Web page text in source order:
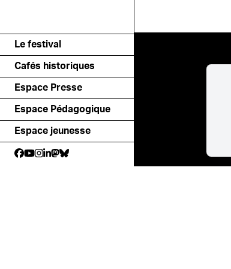
Le festival
Cafés historiques
Espace Presse
Espace Pédagogique
Espace jeunesse